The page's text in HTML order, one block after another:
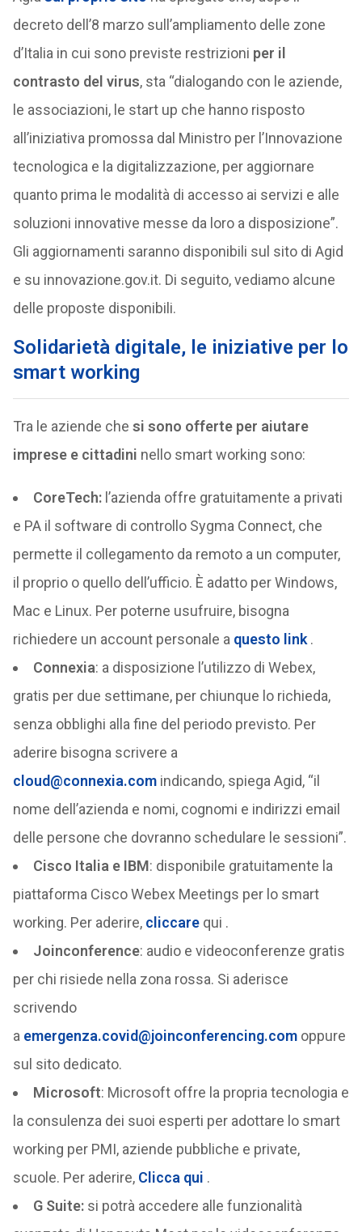
decreto dell’8 marzo sull’ampliamento delle zone
d’Italia in cui sono previste restrizioni per il
contrasto del virus, sta “dialogando con le aziende,
le associazioni, le start up che hanno risposto
all’iniziativa promossa dal Ministro per l’Innovazione
tecnologica e la digitalizzazione, per aggiornare
quanto prima le modalità di accesso ai servizi e alle
soluzioni innovative messe da loro a disposizione”.
Gli aggiornamenti saranno disponibili sul sito di Agid
e su innovazione.gov.it. Di seguito, vediamo alcune
delle proposte disponibili.
Solidarietà digitale, le iniziative per lo
smart working
Tra le aziende che si sono offerte per aiutare
imprese e cittadini nello smart working sono:
CoreTech:l’azienda offre gratuitamente a privati
e PA il software di controllo Sygma Connect, che
permette il collegamento da remoto a un computer,
il proprio o quello dell’ufficio. È adatto per Windows,
Mac e Linux. Per poterne usufruire, bisogna
richiedere un account personale a questo link.
Connexia: a disposizione l’utilizzo di Webex,
gratis per due settimane, per chiunque lo richieda,
senza obblighi alla fine del periodo previsto. Per
aderire bisogna scrivere a
cloud@connexia.comindicando, spiega Agid, “il
nome dell’azienda e nomi, cognomi e indirizzi email
delle persone che dovranno schedulare le sessioni”.
Cisco Italia e IBM: disponibile gratuitamente la
piattaforma Cisco Webex Meetings per lo smart
working. Per aderire, cliccarequi .
Joinconference: audio e videoconferenze gratis
per chi risiede nella zona rossa. Si aderisce
scrivendo
a emergenza.covid@joinconferencing.comoppure
sul sito dedicato.
Microsoft: Microsoft offre la propria tecnologia e
la consulenza dei suoi esperti per adottare lo smart
working per PMI, aziende pubbliche e private,
scuole. Per aderire, Clicca qui .
G Suite:si potrà accedere alle funzionalità